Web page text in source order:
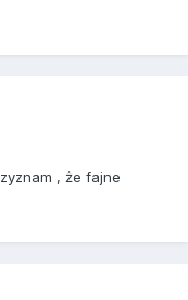
, że fajne